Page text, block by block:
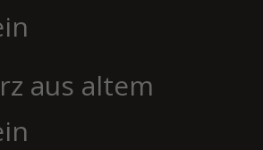
aus altem